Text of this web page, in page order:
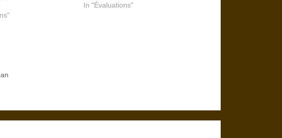
In "Évaluations"